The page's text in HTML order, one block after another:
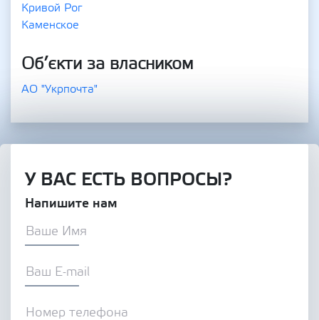
Кривой Рог
Каменское
Об’єкти за власником
АО "Укрпочта"
У ВАС ЕСТЬ ВОПРОСЫ?
Напишите нам